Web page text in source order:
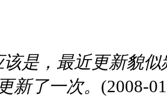
该是，最近更新貌
新了一次。 (2008-